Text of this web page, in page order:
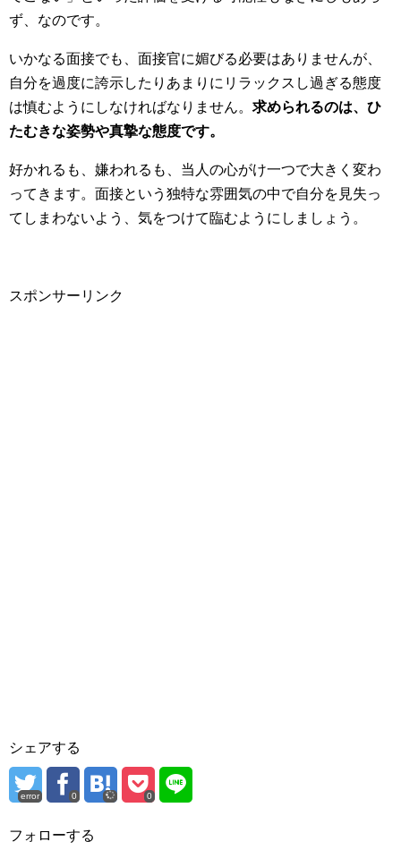
ず、なのです。
いかなる面接でも、面接官に媚びる必要はありませんが、
自分を過度に誇示したりあまりにリラックスし過ぎる態度
は慎むようにしなければなりません。 求められるのは、ひ
たむきな姿勢や真摯な態度です。
好かれるも、嫌われるも、当人の心がけ一つで大きく変わ
ってきます。面接という独特な雰囲気の中で自分を見失っ
てしまわないよう、気をつけて臨むようにしましょう。
スポンサーリンク
シェアする
error 0 0
フォローする